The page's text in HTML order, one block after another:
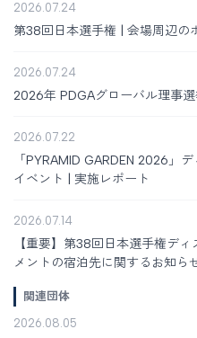
2026.07.24
第38回日本選手権 | 会場周辺の
2026.07.24
2026年 PDGAグローバル理事
2026.07.22
「PYRAMID GARDEN 2026」
イベント | 実施レポート
2026.07.14
【重要】第38回日本選手権デ
メントの宿泊先に関するお知ら
関連団体
2026.08.05